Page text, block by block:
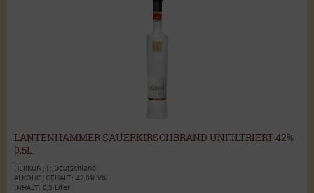
LANTENHAMMER SAUERKIRSCHBRAND UNFILTRIERT 42%
0,5L
HERKUNFT: Deutschland
ALKOHOLGEHALT: 42,0% Vol
INHALT: 0,5 Liter